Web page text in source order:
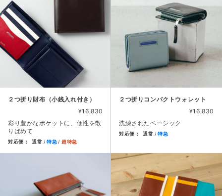
２つ折り財布（小銭入れ付き）
¥16,830
彩り豊かなポケットに、個性を散
りばめて
対応便： 通常 特急 超特急
商品カード。商品: ２つ折り財布（小銭入れ付き）, 価格:
２つ折りコンパクトウォレット
¥16,830
洗練されたベーシック
対応便： 通常 特急